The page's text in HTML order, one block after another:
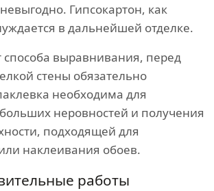
Гипсокартон, как
в дальнейшей отделке.
способа выравнивания, перед
стены обязательно
необходима для
неровностей и получения
подходящей для
наклеивания обоев.
работы